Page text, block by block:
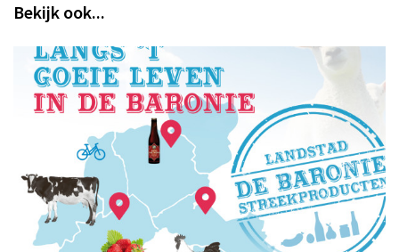
Bekijk ook...